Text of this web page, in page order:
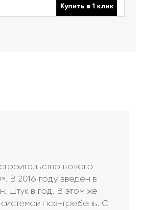
Купить в 1 клик
нового
В 2016 году введен в
штук в год. В этом же
паз-гребень. С